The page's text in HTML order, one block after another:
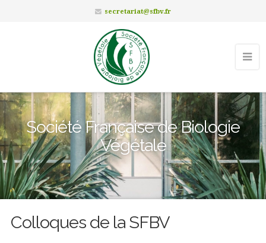
secretariat@sfbv.fr
Société Française de Biologie
Végétale
Colloques de la SFBV